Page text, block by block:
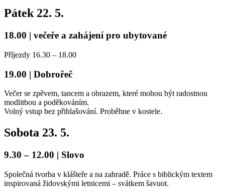
Pátek 22. 5.
18.00 | večeře a zahájení pro ubytované
Příjezdy 16.30 – 18.00
19.00 | Dobrořeč
Večer se zpěvem, tancem a obrazem, které mohou být radostnou
modlitbou a poděkováním.
Volný vstup bez přihlašování. Proběhne v kostele.
Sobota 23. 5.
9.30 – 12.00 | Slovo
Společná tvorba v klášteře a na zahradě. Práce s biblickým textem
inspirovaná židovskými letnicemi – svátkem šavuot.